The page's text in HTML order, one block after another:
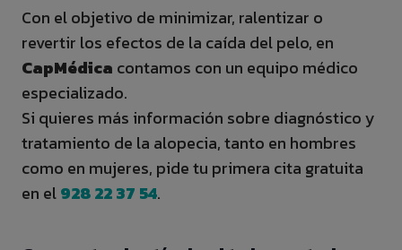
Con el objetivo de minimizar, ralentizar o
revertir los efectos de la caída del pelo, en
CapMédica contamos con un equipo médico
especializado.
Si quieres más información sobre diagnóstico y
tratamiento de la alopecia, tanto en hombres
como en mujeres, pide tu primera cita gratuita
en el928 22 37 54.